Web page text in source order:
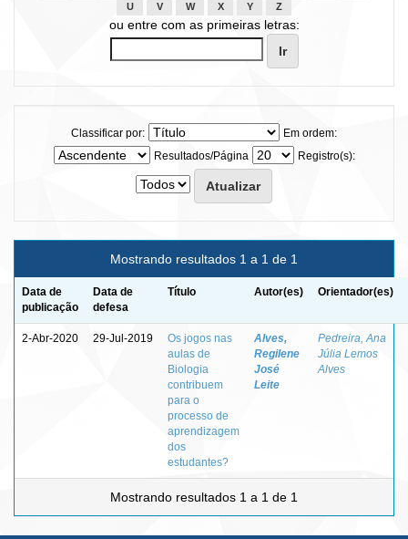
U
V W X Y Z
ou entre com as primeiras letras:
Classificar por:
Em ordem:
Resultados/Página
Registro(s):
Mostrando resultados 1 a 1 de 1
Data de
publicação
Data de
defesa
Título Autor(es) Orientador(es)
2-Abr-2020 29-Jul-2019
Os jogos nas
aulas de
Biologia
contribuem
para o
processo de
aprendizagem
dos
estudantes?
Alves,
Regilene
José
Leite
Pedreira, Ana
Júlia Lemos
Alves
Mostrando resultados 1 a 1 de 1